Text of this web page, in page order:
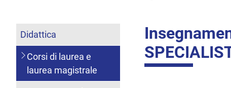
Didattica
Corsi di laurea e
laurea magistrale